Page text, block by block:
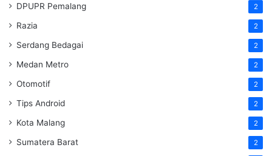
DPUPR Pemalang 2
Razia 2
Serdang Bedagai 2
Medan Metro 2
Otomotif 2
Tips Android 2
Kota Malang 2
Sumatera Barat 2